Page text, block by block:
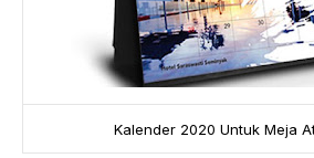
Kalender 2020 Untuk Meja